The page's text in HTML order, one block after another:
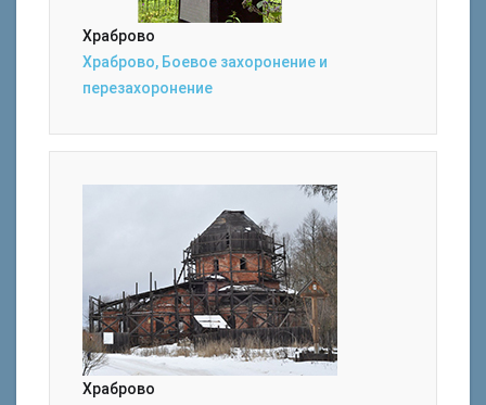
Храброво
Храброво, Боевое захоронение и
перезахоронение
Храброво